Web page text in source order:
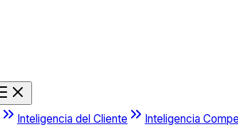
Inteligencia del Cliente Inteligencia